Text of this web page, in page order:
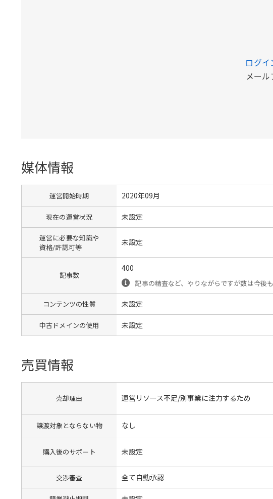
ログイ
メー
媒体情報
運営開始時期 2020年09月
現在の運営状況 未設定
運営に必要な知識や
資格/許認可等
未設定
記事数
400
記事の精査など、やりながらですが数は今後も
コンテンツの性質 未設定
中古ドメインの使用 未設定
売買情報
売却理由 運営リソース不足/別事業に注力するため
譲渡対象とならない物 なし
購入後のサポート 未設定
交渉審査 全て自動承認